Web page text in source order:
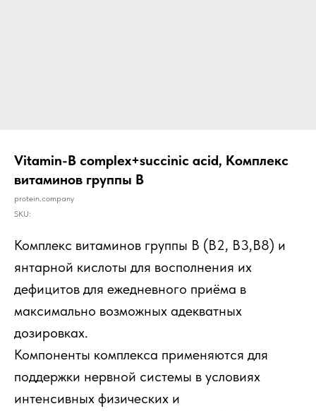
Vitamin-B complex+succinic acid, Комплекс
витаминов группы В
protein.company
SKU:
Комплекс витаминов группы В (В2, В3,В8) и
янтарной кислоты для восполнения их
дефицитов для ежедневного приёма в
максимально возможных адекватных
дозировках.
Компоненты комплекса применяются для
поддержки нервной системы в условиях
интенсивных физических и